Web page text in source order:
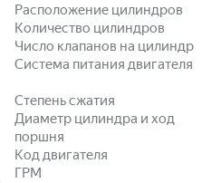
Расположение цилиндров
Количество цилиндров
Число клапанов на цилиндр
Система питания двигателя
Степень сжатия
Диаметр цилиндра и ход
поршня
Код двигателя
ГРМ